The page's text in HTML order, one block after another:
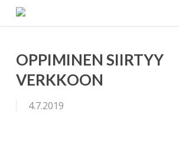
Skip
OPPIMINEN SIIRTYY
VERKKOON
4.7.2019